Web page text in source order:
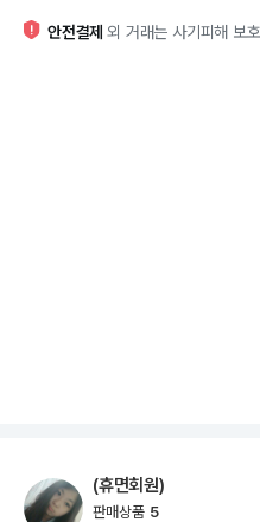
안전결제 외 거래는 사기피해 보
(휴면회원)
판매상품 5